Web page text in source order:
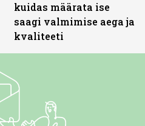
kuidas määrata ise
saagi valmimise aega ja
kvaliteeti